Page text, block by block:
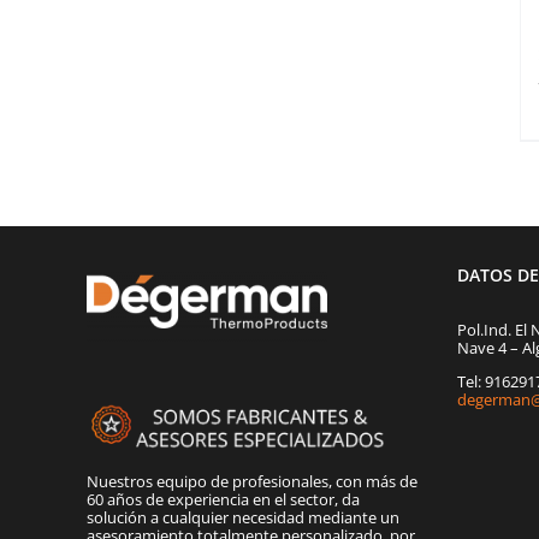
Nuestros equipo de profesionales, con más de
60 años de experiencia en el sector, da
solución a cualquier necesidad mediante un
DATOS
Pol.Ind. El
Nave 4 –
Tel: